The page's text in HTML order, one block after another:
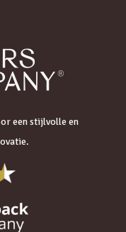
een stijlvolle en